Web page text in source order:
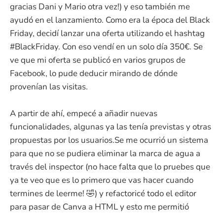
gracias Dani y Mario otra vez!) y eso también me
ayudó en el lanzamiento. Como era la época del Black
Friday, decidí lanzar una oferta utilizando el hashtag
#BlackFriday. Con eso vendí en un solo día 350€. Se
ve que mi oferta se publicó en varios grupos de
Facebook, lo pude deducir mirando de dónde
provenían las visitas.
A partir de ahí, empecé a añadir nuevas
funcionalidades, algunas ya las tenía previstas y otras
propuestas por los usuarios.Se me ocurrió un sistema
para que no se pudiera eliminar la marca de agua a
través del inspector (no hace falta que lo pruebes que
ya te veo que es lo primero que vas hacer cuando
termines de leerme! 🤣) y refactoricé todo el editor
para pasar de Canva a HTML y esto me permitió